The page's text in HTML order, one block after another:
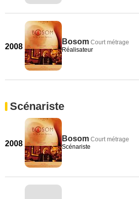
2008
Bosom Court métrage
Réalisateur
Scénariste
2008
Bosom Court métrage
Scénariste